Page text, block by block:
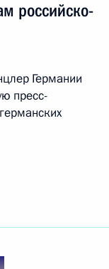
российско-
Германии
пресс-